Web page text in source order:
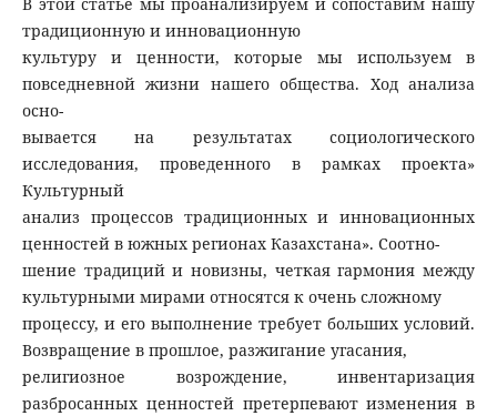
традиционную и инновационную
культуру и ценности, которые мы используем в
повседневной жизни нашего общества. Ход анализа
осно-
вывается на результатах социологического
исследования, проведенного в рамках проекта»
Культурный
анализ процессов традиционных и инновационных
ценностей в южных регионах Казахстана». Соотно-
шение традиций и новизны, четкая гармония между
культурными мирами относятся к очень сложному
процессу, и его выполнение требует больших условий.
Возвращение в прошлое, разжигание угасания,
религиозное возрождение, инвентаризация
разбросанных ценностей претерпевают изменения в